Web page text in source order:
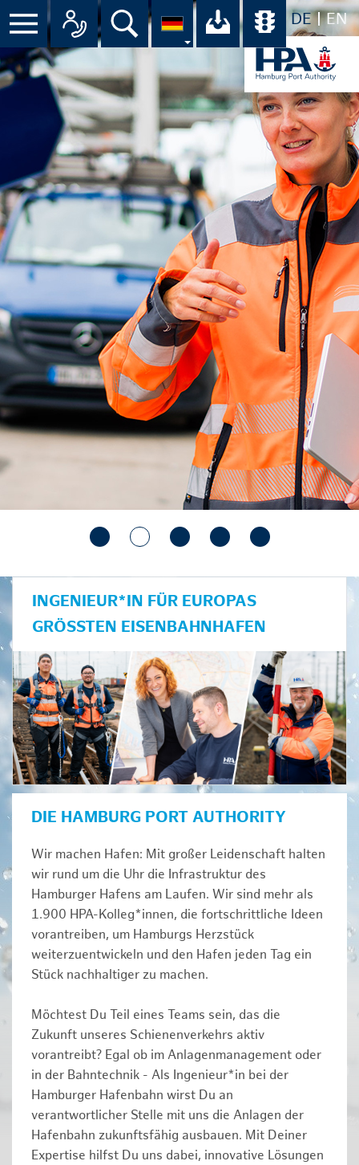
DE EN
Suche Ihr Download-
INGENIEUR*IN FÜR EUROPAS
GRÖSSTEN EISENBAHNHAFEN
DIE HAMBURG PORT AUTHORITY
Wir machen Hafen: Mit großer Leidenschaft halten
wir rund um die Uhr die Infrastruktur des
Hamburger Hafens am Laufen. Wir sind mehr als
1.900 HPA-Kolleg*innen, die fortschrittliche Ideen
vorantreiben, um Hamburgs Herzstück
weiterzuentwickeln und den Hafen jeden Tag ein
Stück nachhaltiger zu machen.
Möchtest Du Teil eines Teams sein, das die
Zukunft unseres Schienenverkehrs aktiv
vorantreibt? Egal ob im Anlagenmanagement oder
in der Bahntechnik - Als Ingenieur*in bei der
Hamburger Hafenbahn wirst Du an
verantwortlicher Stelle mit uns die Anlagen der
Hafenbahn zukunftsfähig ausbauen. Mit Deiner
Expertise hilfst Du uns dabei, innovative Lösungen